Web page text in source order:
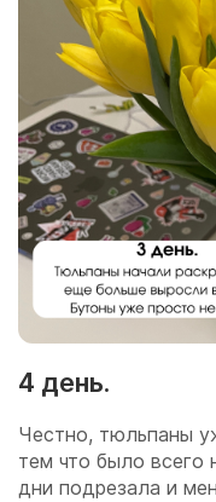
4 день.
Честно, тюльпаны
тем что было всего
дни подрезала и